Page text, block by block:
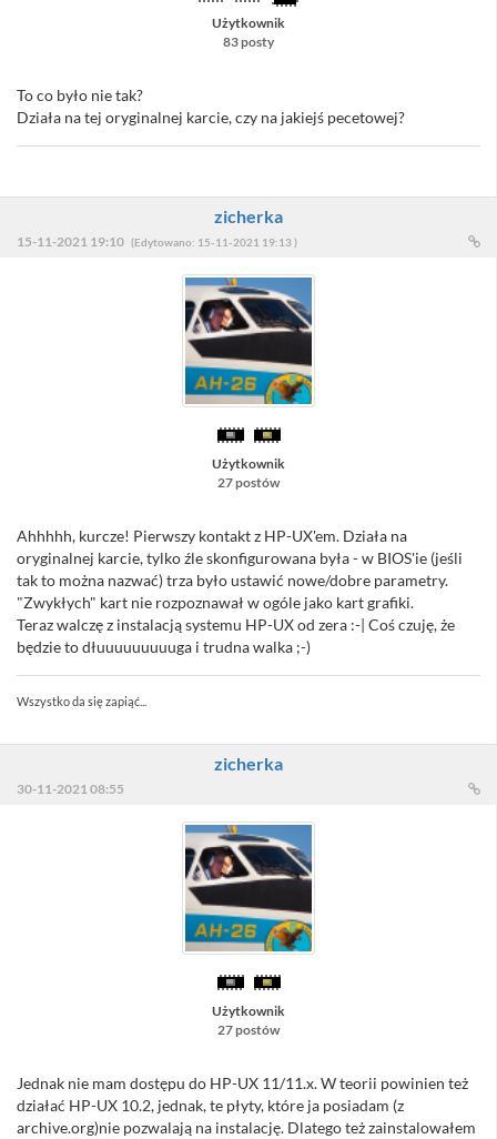
Użytkownik
83 posty
To co było nie tak?
Działa na tej oryginalnej karcie, czy na jakiejś pecetowej?
zicherka
15-11-2021 19:10 (Edytowano: 15-11-2021 19:13 )
Użytkownik
27 postów
Ahhhhh, kurcze! Pierwszy kontakt z HP-UX'em. Działa na
oryginalnej karcie, tylko źle skonfigurowana była - w BIOS'ie (jeśli
tak to można nazwać) trza było ustawić nowe/dobre parametry.
"Zwykłych" kart nie rozpoznawał w ogóle jako kart grafiki.
Teraz walczę z instalacją systemu HP-UX od zera :-| Coś czuję, że
będzie to dłuuuuuuuuuga i trudna walka ;-)
Wszystko da się zapiąć...
zicherka
30-11-2021 08:55
Użytkownik
27 postów
Jednak nie mam dostępu do HP-UX 11/11.x. W teorii powinien też
działać HP-UX 10.2, jednak, te płyty, które ja posiadam (z
archive.org)nie pozwalają na instalację. Dlatego też zainstalowałem